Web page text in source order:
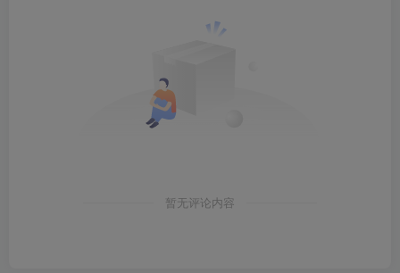
暂无评论内容